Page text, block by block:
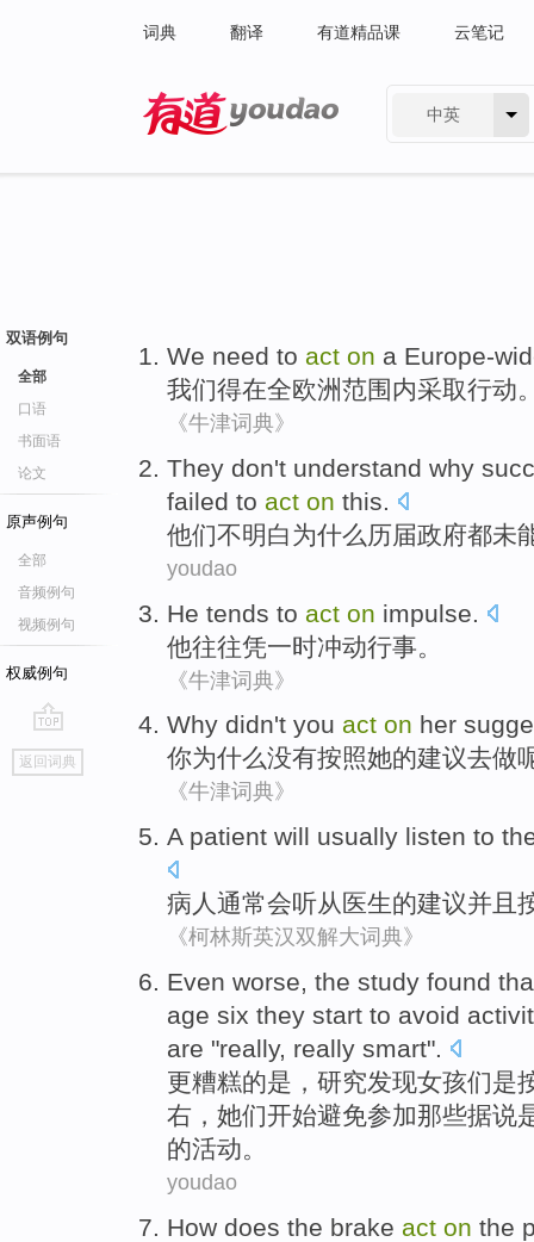
词典 翻译 有道精品课 云笔记
中英
双语例句
全部
口语
书面语
论文
原声例句
全部
音频例句
视频例句
权威例句
go
top
返回词典
We need to act on a Europe-
我们得在全欧洲范围内采取行动
《牛津词典》
They don't understand why
failed to act on this.
他们不明白为什么历届政府都未
youdao
He tends to act on impulse
他往往凭一时冲动行事。
《牛津词典》
Why didn't you act on her
你为什么没有按照她的建议去做
《牛津词典》
A patient will usually listen to
病人 通常会听从 医生的建议并且
《柯林斯英汉双解大词典》
Even worse, the study found
age six they start to avoid
are "really, really smart".
更糟糕的是，研究发现女孩们是
右，她们开始避免参加那些据说
的活动。
youdao
How does the brake act on the